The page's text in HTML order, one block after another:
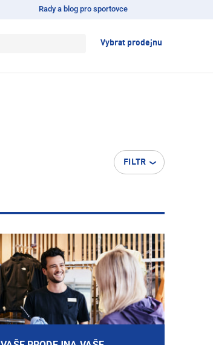
Rady a blog pro sportovce
Vybrat prodejnu
FILTR